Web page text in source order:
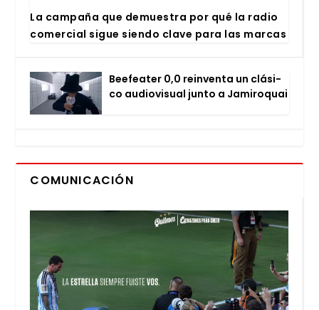
La cam­pa­ña que demues­tra por qué la radio
comer­cial sigue sien­do cla­ve para las mar­cas
Bee­fea­ter 0,0 rein­ven­ta un clá­si­
co audio­vi­sual jun­to a Jami­ro­quai
COMUNICACIÓN